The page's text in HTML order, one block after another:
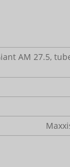
AM 27.5,